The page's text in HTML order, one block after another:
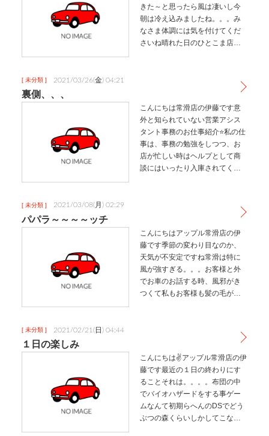
きた～と思ったら風は凄いし今
朝は冷え込みましたね。。。み
なさま体調には気を付けてくだ
さいね晴れた日のひとこま店
のを感じ目…
[ 未分類 ] 2021/03/26(金) 04:21
裏側、、、
こんにちは常滑店の伊藤です意
外と知られていない営業アシス
タント事務のお仕事紹介⭐私の仕
事は、事務の勉強をしつつ、お
店が忙しい時はヘルプとして商
談にはいったり入庫されてくる
すがなれ…
[ 未分類 ] 2021/03/08(月) 02:29
パパラ～～～～ッチ
こんにちはアップル常滑店の伊
藤です季節の変わり目なのか、
天気が不安定ですね常滑は特に
風が強すぎる。。。お客様と外
でお車のお話する時、風邪がき
つくて私もお客様も髪の毛がボ
ッチ休日はBBQしがちなナガシ
マ店長(…
[ 未分類 ] 2021/02/21(日) 04:44
１日の楽しみ
こんにちは✌アップル常滑店の伊
藤です‍最近の１日の終わりにす
ることそれは。。。。布団の中
でバイオハザードをする事ゲー
ムなんて初期らへんのDSでどう
ぶつの森くらいしかしてこなか